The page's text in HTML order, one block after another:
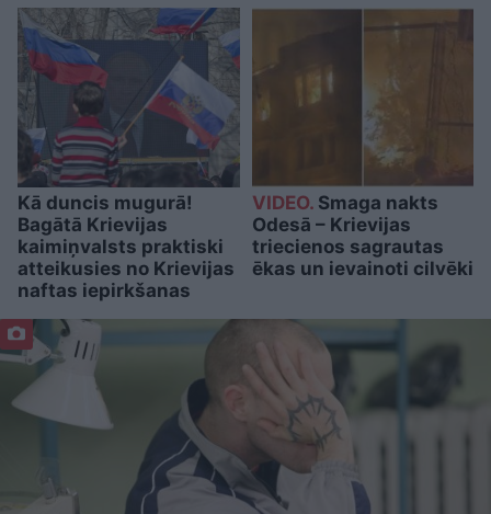
Kā duncis mugurā!
Bagātā Krievijas
kaimiņvalsts praktiski
atteikusies no Krievijas
naftas iepirkšanas
VIDEO.Smaga nakts
Odesā – Krievijas
triecienos sagrautas
ēkas un ievainoti cilvēki